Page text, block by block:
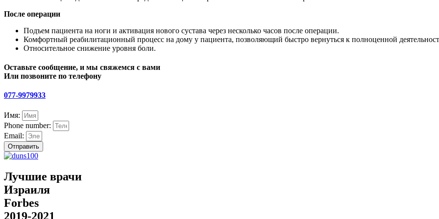
После операции
Подъем пациента на ноги и активация нового сустава через несколько часов после операции.
Комфортный реабилитационный процесс на дому у пациента, позволяющий быстро вернуться к полноценной
Относительное снижение уровня боли.
Оставьте сообщение, и мы свяжемся с вами
Или позвоните по телефону
077-9979933
Имя:
Phone number:
Email:
Отправить
Лучшие врачи
Израиля
Forbes
2019-2021